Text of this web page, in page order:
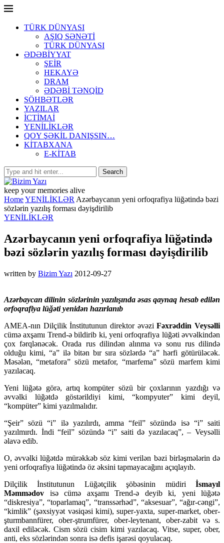
TÜRK DÜNYASI
AŞIQ SƏNƏTİ
TÜRK DÜNYASI
ƏDƏBİYYAT
ŞEİR
HEKAYƏ
DRAM
ƏDƏBİ TƏNQİD
SÖHBƏTLƏR
YAZILAR
İCTİMAİ
YENİLİKLƏR
QOY ŞƏKİL DANIŞSIN…
KİTABXANA
E-KİTAB
keep your memories alive
HomeYENİLİKLƏR Azərbaycanın yeni orfoqrafiya lüğətində bəzi
sözlərin yazılış forması dəyişdirilib
YENİLİKLƏR
Azərbaycanın yeni orfoqrafiya lüğətində
bəzi sözlərin yazılış forması dəyişdirilib
written by Bizim Yazı 2012-09-27
Azərbaycan dilinin sözlərinin yazılışında əsas qaynaq hesab edilən
orfoqrafiya lüğəti yenidən hazırlanıb
AMEA-nın Dilçilik İnstitutunun direktor əvəziFəxrəddin Veysəlli
cümə axşamı Trend-ə bildirib ki, yeni orfoqrafiya lüğəti əvvəlkindən
çox fərqlənəcək. Orada rus dilindən alınma və sonu rus dilində
olduğu kimi, “a” ilə bitən bır sıra sözlərdə “a” hərfi götürüləcək.
Məsələn, “metafora” sözü metafor, “marfema” sözü marfem kimi
yazılacaq.
Yeni lüğətə görə, artıq kompüter sözü bir çoxlarının yazdığı və
əvvəlki lüğətdə göstərildiyi kimi, “kompyuter” kimi deyil,
“kompüter” kimi yazılmalıdır.
“Şeir” sözü “i” ilə yazılırdı, amma “feil” sözündə isə “i” saiti
yazılmırdı. İndi “feil” sözündə “i” saiti də yazılacaq”, – Veysəlli
əlavə edib.
O, əvvəlki lüğətdə mürəkkəb söz kimi verilən bəzi birləşmələrin də
yeni orfoqrafiya lüğətində öz əksini tapmayacağını açıqlayıb.
Dilçilik İnstitutunun Lüğətçilik şöbəsinin müdiri İsmayıl
Məmmədov isə cümə axşamı Trend-ə deyib ki, yeni lüğətə
“diskresiya”, “toparlamaq”, “transsərhəd”, “aksesuar”, “ağır-cəngi”,
“kimlik” (şəxsiyyət vəsiqəsi kimi), super-yaxta, super-market, ober-
şturmbannfürer, ober-ştrumfürer, ober-leytenant, ober-zabit və s.
daxil ediləcək. Cism sözü cisim kimi yazılacaq. Vitse, super, ober,
anti, eks sözlərindən sonra isə defis işarəsi qoyulacaq.